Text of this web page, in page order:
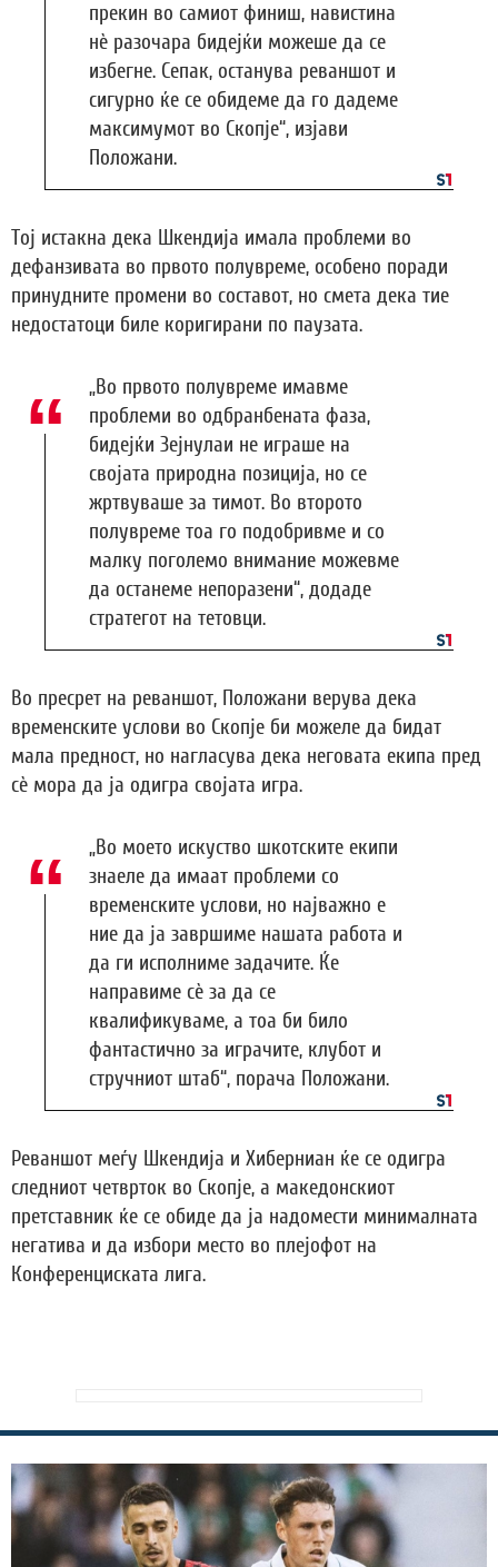
прекин во самиот финиш, навистина
нè разочара бидејќи можеше да се
избегне. Сепак, останува реваншот и
сигурно ќе се обидеме да го дадеме
максимумот во Скопје“, изјави
Положани.
Тој истакна дека Шкендија имала проблеми во
дефанзивата во првото полувреме, особено поради
принудните промени во составот, но смета дека тие
недостатоци биле коригирани по паузата.
„Во првото полувреме имавме
проблеми во одбранбената фаза,
бидејќи Зејнулаи не играше на
својата природна позиција, но се
жртвуваше за тимот. Во второто
полувреме тоа го подобривме и со
малку поголемо внимание можевме
да останеме непоразени“, додаде
стратегот на тетовци.
Во пресрет на реваншот, Положани верува дека
временските услови во Скопје би можеле да бидат
мала предност, но нагласува дека неговата екипа пред
сè мора да ја одигра својата игра.
„Во моето искуство шкотските екипи
знаеле да имаат проблеми со
временските услови, но најважно е
ние да ја завршиме нашата работа и
да ги исполниме задачите. Ќе
направиме сè за да се
квалификуваме, а тоа би било
фантастично за играчите, клубот и
стручниот штаб“, порача Положани.
Реваншот меѓу Шкендија и Хиберниан ќе се одигра
следниот четврток во Скопје, а македонскиот
претставник ќе се обиде да ја надомести минималната
негатива и да избори место во плејофот на
Конференциската лига.